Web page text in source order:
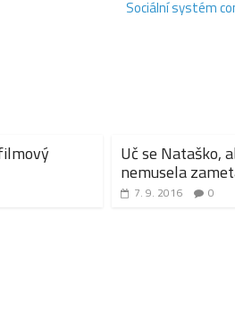
Sociální systém
Uč se Nataško,
nemusela
7. 9. 2016 0